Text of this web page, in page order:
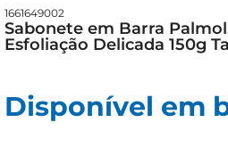
1661649002
Sabonete em Barra
Esfoliação Delicada 150g
Disponível em
biscoito
iogurte